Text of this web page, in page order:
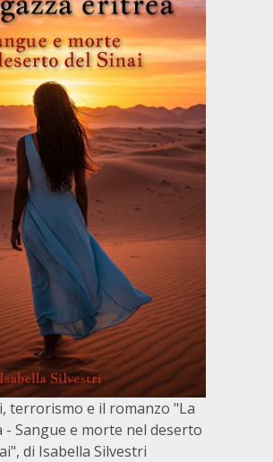
terrorismo e il romanzo "La
Sangue e morte nel deserto
di Isabella Silvestri